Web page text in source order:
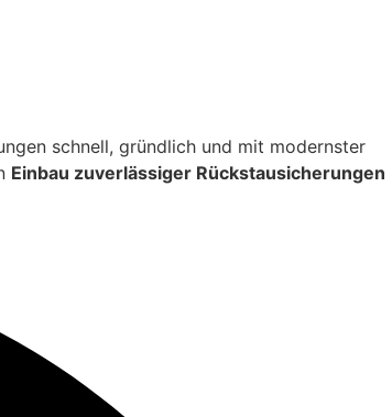
schnell, gründlich und mit modernster
Einbau zuverlässiger Rückstausicherungen